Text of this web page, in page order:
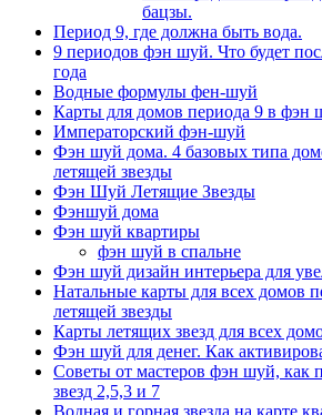
бацзы.
Период 9, где должна быть вода.
9 периодов фэн шуй. Что будет
года
Водные формулы фен-шуй
Карты для домов периода 9 в фэн
Императорский фэн-шуй
Фэн шуй дома. 4 базовых типа
летящей звезды
Фэн Шуй Летящие Звезды
Фэншуй дома
Фэн шуй квартиры
фэн шуй в спальне
Фэн шуй дизайн интерьера для
Натальные карты для всех домов
летящей звезды
Карты летящих звезд для всех
Фэн шуй для денег. Как
Советы от мастеров фэн шуй, как
звезд 2,5,3 и 7
Водная и горная звезда на карте